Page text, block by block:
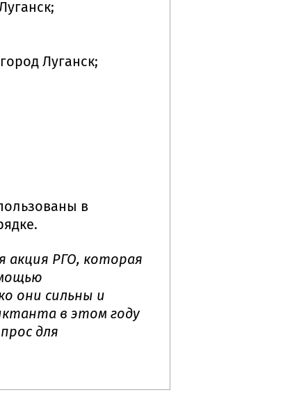
Луганск;
в
акция РГО, которая
они сильны и
в этом году
для